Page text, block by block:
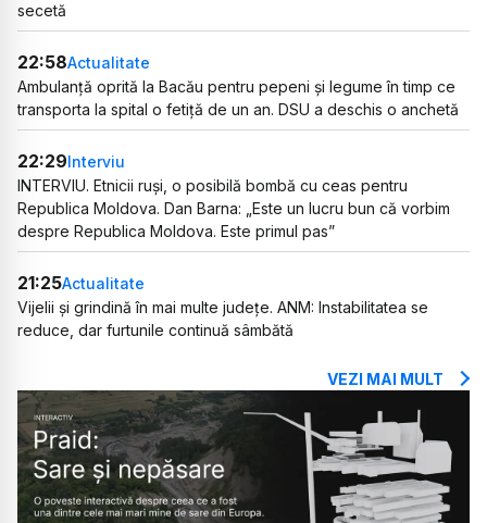
secetă
22:58Actualitate
Ambulanță oprită la Bacău pentru pepeni și legume în timp ce
transporta la spital o fetiță de un an. DSU a deschis o anchetă
22:29Interviu
INTERVIU. Etnicii ruși, o posibilă bombă cu ceas pentru
Republica Moldova. Dan Barna: „Este un lucru bun că vorbim
despre Republica Moldova. Este primul pas”
21:25Actualitate
Vijelii și grindină în mai multe județe. ANM: Instabilitatea se
reduce, dar furtunile continuă sâmbătă
VEZI MAI MULT